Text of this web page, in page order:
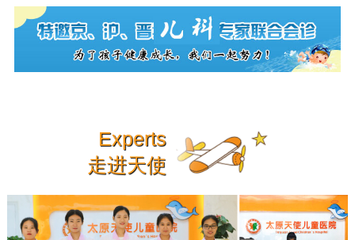
Experts
走进天使